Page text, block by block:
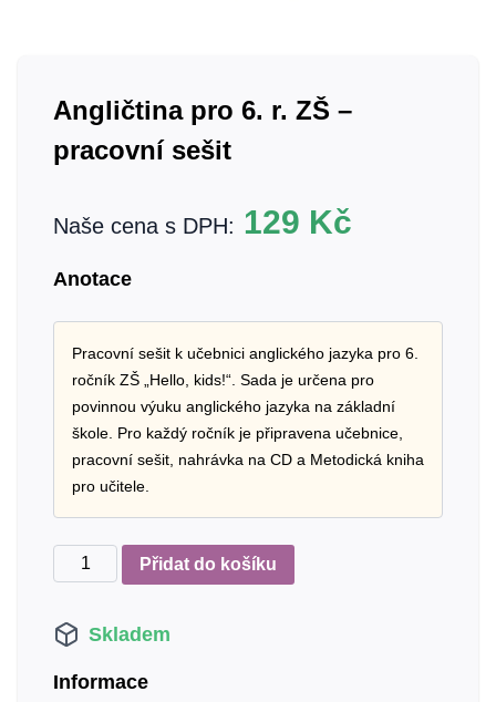
Angličtina pro 6. r. ZŠ –
pracovní sešit
Naše cena s DPH: 129 Kč
Anotace
Pracovní sešit k učebnici anglického jazyka pro 6.
ročník ZŠ „Hello, kids!“. Sada je určena pro
povinnou výuku anglického jazyka na základní
škole. Pro každý ročník je připravena učebnice,
pracovní sešit, nahrávka na CD a Metodická kniha
pro učitele.
Angličtina
pro
r.
–
Přidat do košíku
Skladem
Informace